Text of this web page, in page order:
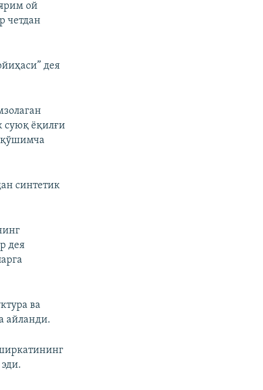
ой
четдан
дея
суюқ ёқилғи
синтетик
дея
ва
айланди.